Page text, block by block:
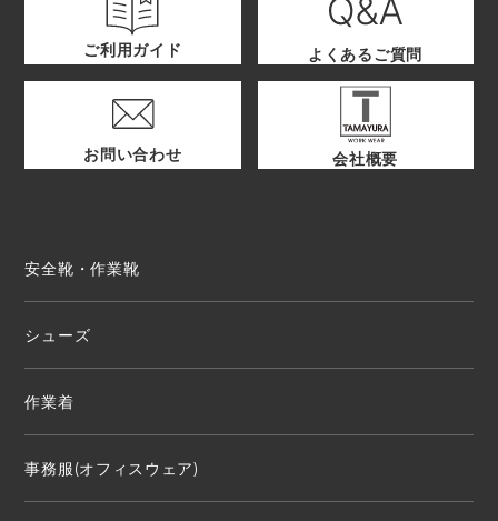
ご利用ガイド よくあるご質問
お問い合わせ 会社概要
安全靴・作業靴
シューズ
作業着
事務服(オフィスウェア)